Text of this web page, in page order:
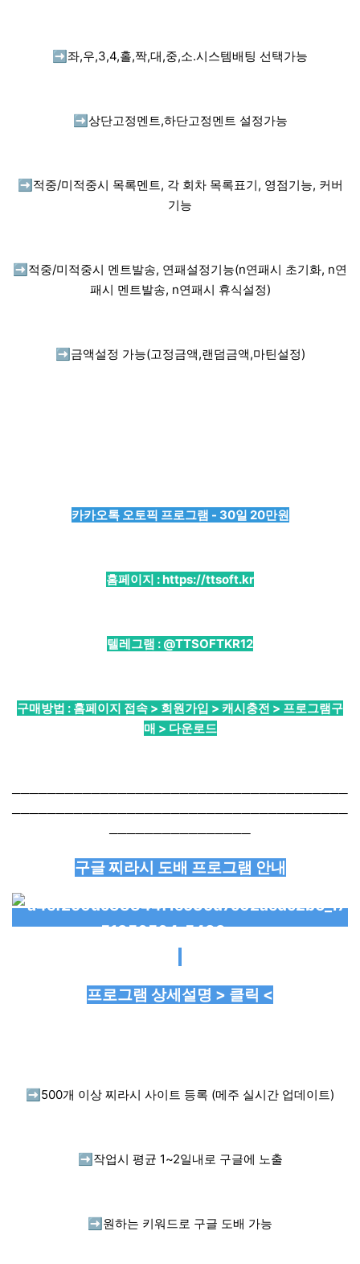
➡️ 좌,우,3,4,홀,짝,대,중,소.시스템배팅 선택가능
➡️ 상단고정멘트,하단고정멘트 설정가능
➡️ 적중/미적중시 목록멘트, 각 회차 목록표기, 영점기능, 커버
기능
➡️ 적중/미적중시 멘트발송, 연패설정기능(n연패시 초기화, n연
패시 멘트발송, n연패시 휴식설정)
➡️ 금액설정 가능(고정금액,랜덤금액,마틴설정)
카카오톡 오토픽 프로그램 - 30일 20만원
홈페이지 :https://ttsoft.kr
텔레그램 : @TTSOFTKR12
구매방법 : 홈페이지 접속 > 회원가입 > 캐시충전 > 프로그램구
매 > 다운로드
──────────────────────────────────────
──────────────────────────────────────
────────────────
구글 찌라시 도배 프로그램 안내
프로그램 상세설명 > 클릭 <
➡️ 500개 이상 찌라시 사이트 등록 (메주 실시간 업데이트)
➡️ 작업시 평균 1~2일내로 구글에 노출
➡️ 원하는 키워드로 구글 도배 가능